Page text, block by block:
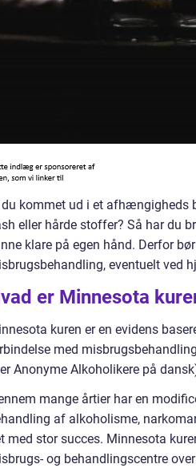
du kommet ud i et afhængigheds
eller hårde stoffer? Så har
klare på egen hånd. Derfor
eventuelt ved
er Minnesota
kuren er en evidens
med
Anonyme Alkoholikere på
mange årtier har en
af alkoholisme,
med stor succes. Minnesota
og behandlingscentre